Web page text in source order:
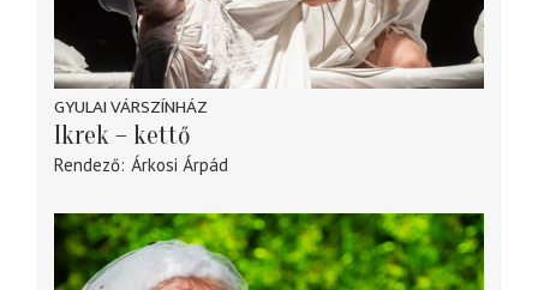
GYULAI VÁRSZÍNHÁZ
Ikrek – kettő
Rendező Árkosi Árpád